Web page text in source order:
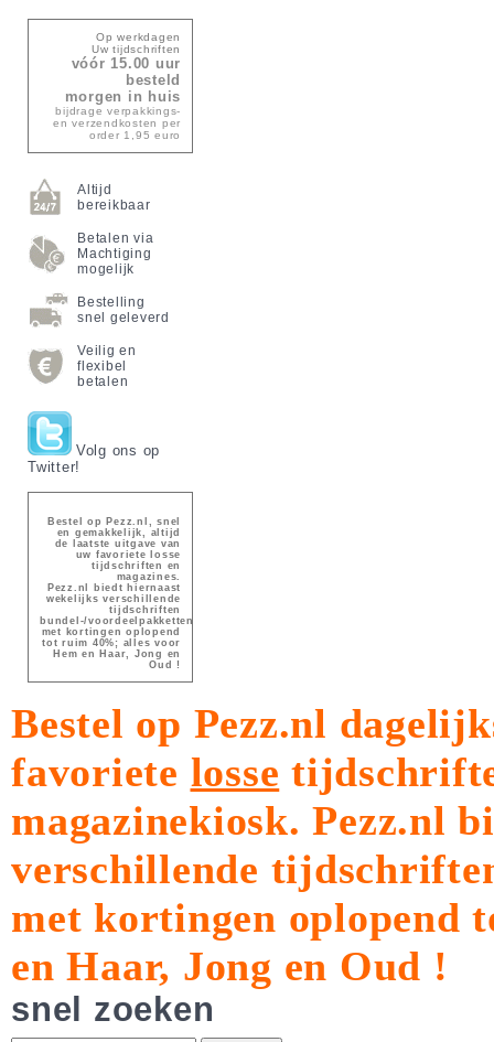
Op werkdagen
Uw tijdschriften
vóór 15.00 uur
besteld
morgen in huis
bijdrage verpakkings-
en verzendkosten per
order 1,95 euro
Altijd
bereikbaar
Betalen via
Machtiging
mogelijk
Bestelling
snel geleverd
Veilig en
flexibel
betalen
Volg ons op
Twitter!
Bestel op Pezz.nl, snel
en gemakkelijk, altijd
de laatste uitgave van
uw favoriete losse
tijdschriften en
magazines.
Pezz.nl biedt hiernaast
wekelijks verschillende
tijdschriften
bundel-/voordeelpakketten
met kortingen oplopend
tot ruim 40%; alles voor
Hem en Haar, Jong en
Oud !
Bestel op Pezz.nl
favoriete losse
magazinekiosk.Pezz.nl
verschillende
met kortingen oplopend
en Haar, Jong en Oud !
snel zoeken